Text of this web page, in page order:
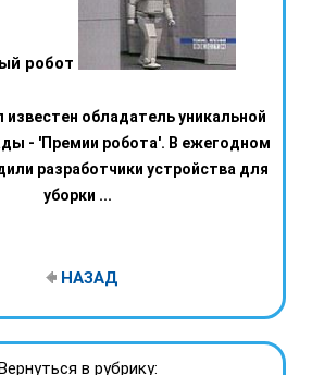
робот
известен обладатель уникальной
- 'Премии робота'. В ежегодном
разработчики устройства для
уборки ...
НАЗАД
в рубрику: